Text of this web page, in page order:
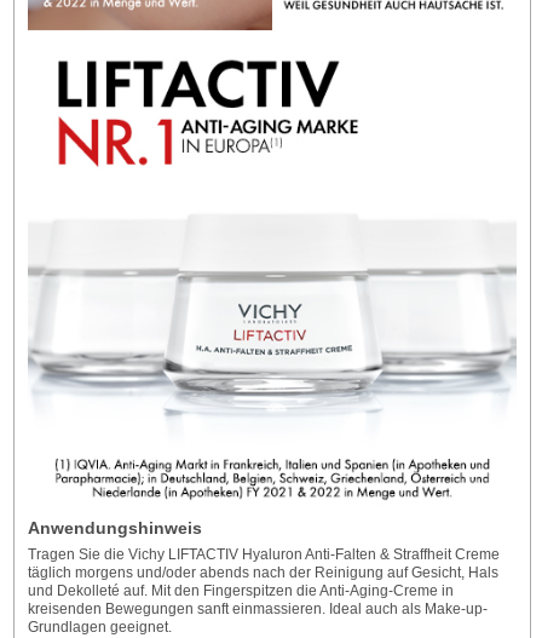
Anwendungshinweis
Tragen Sie die Vichy LIFTACTIV Hyaluron Anti-Falten & Straffheit Creme
täglich morgens und/oder abends nach der Reinigung auf Gesicht, Hals
und Dekolleté auf. Mit den Fingerspitzen die Anti-Aging-Creme in
kreisenden Bewegungen sanft einmassieren. Ideal auch als Make-up-
Grundlagen geeignet.